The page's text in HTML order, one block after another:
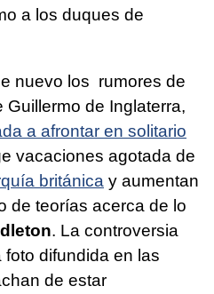
a los duques de
nuevo los rumores de
Guillermo de Inglaterra,
a afrontar en solitario
vacaciones agotada de
británica y aumentan
de teorías acerca de lo
. La controversia
difundida en las
de estar